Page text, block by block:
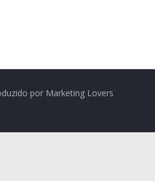
por Marketing Lovers